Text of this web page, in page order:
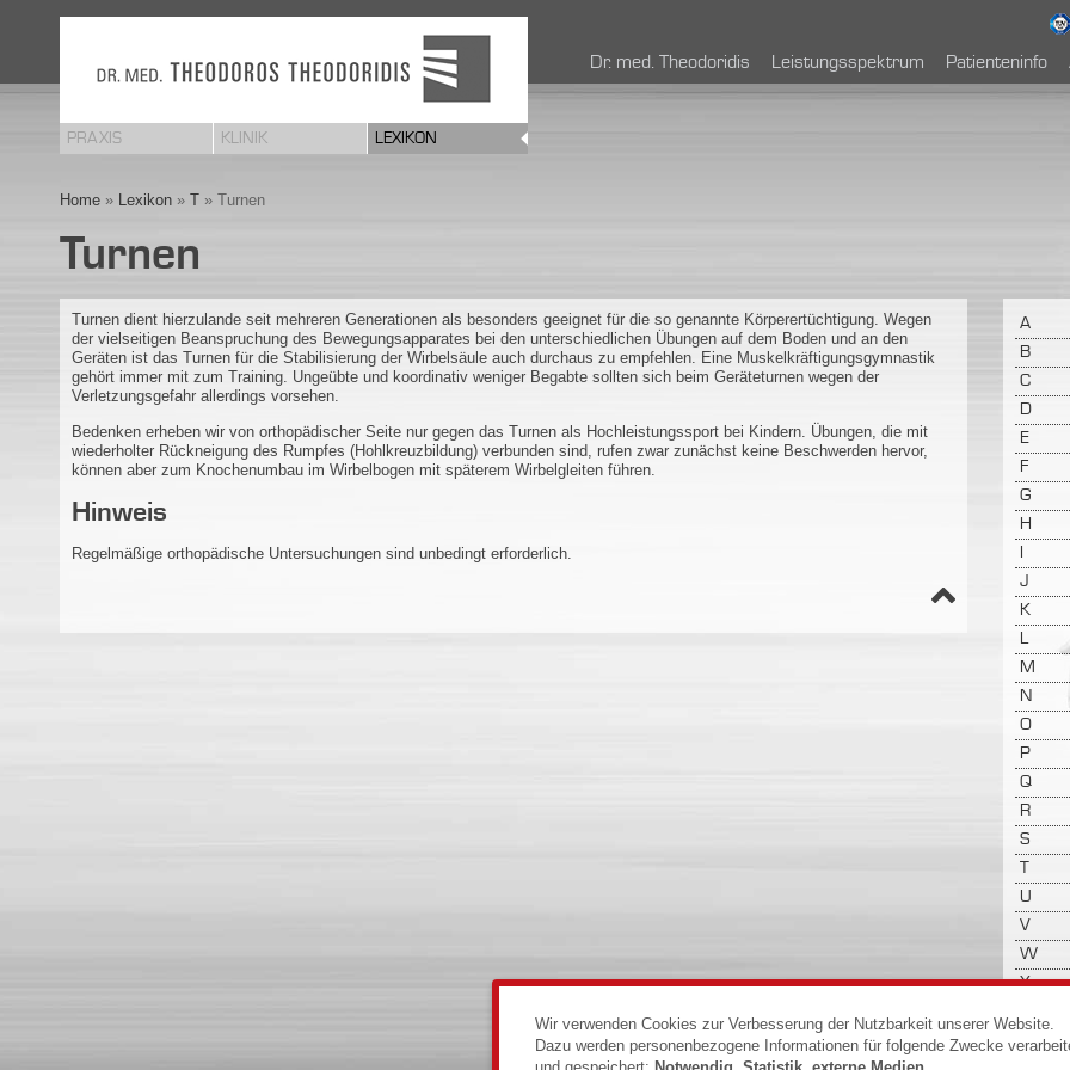
PRAXIS KLINIK LEXIKON
Dr. med. Theodoridis Leistungsspektrum Patienteninfo
Home » Lexikon » T » Turnen
Turnen
Turnen dient hierzulande seit mehreren Generationen als besonders geeignet für die so genannte Körperertüchtigung. Wegen
der vielseitigen Beanspruchung des Bewegungsapparates bei den unterschiedlichen Übungen auf dem Boden und an den
Geräten ist das Turnen für die Stabilisierung der Wirbelsäule auch durchaus zu empfehlen. Eine Muskelkräftigungsgymnastik
gehört immer mit zum Training. Ungeübte und koordinativ weniger Begabte sollten sich beim Geräteturnen wegen der
Verletzungsgefahr allerdings vorsehen.
Bedenken erheben wir von orthopädischer Seite nur gegen das Turnen als Hochleistungssport bei Kindern. Übungen, die mit
wiederholter Rückneigung des Rumpfes (Hohlkreuzbildung) verbunden sind, rufen zwar zunächst keine Beschwerden hervor,
können aber zum Knochenumbau im Wirbelbogen mit späterem Wirbelgleiten führen.
Hinweis
Regelmäßige orthopädische Untersuchungen sind unbedingt erforderlich.
A
B
C
D
E
F
G
H
I
J
K
L
M
N
O
P
Q
R
S
T
U
V
W
X
Z
Wir verwenden Cookies zur Verbesserung der Nutzbarkeit unserer Website.
Dazu werden personenbezogene Informationen für folgende Zwecke